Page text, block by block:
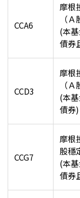
CCA6
摩根
（
(本
債券
CCD3
摩根
（
(本
債券)
CCG7
摩根
股穩
(本
債券